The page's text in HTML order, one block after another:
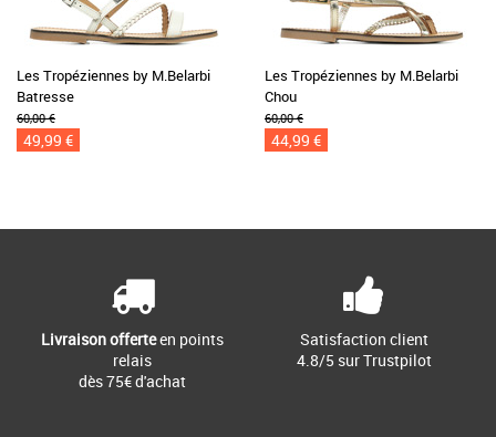
Les Tropéziennes by M.Belarbi
Batresse
60,00 €
49,99 €
Les Tropéziennes by M.Belarbi
Chou
60,00 €
44,99 €
Livraison offerteen points
relais
dès 75€ d'achat
Satisfaction client
4.8/5 sur Trustpilot